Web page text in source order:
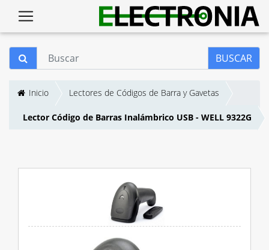
BUSCAR
Inicio Lectores de Códigos de Barra y Gavetas
Lector Código de Barras Inalámbrico USB - WELL 9322G